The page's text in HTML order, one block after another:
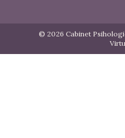
© 2026 Cabinet